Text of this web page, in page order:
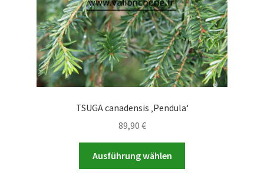
TSUGA canadensis ‚Pendula‘
89,90 €
Ausführung wählen